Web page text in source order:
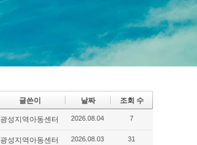
글쓴이 날짜 조회 수
광성지역아동센터 2026.08.04 7
광성지역아동센터 2026.08.03 31